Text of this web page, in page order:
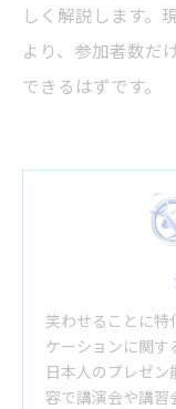
しく解説します。
より、参加者数だ
できるはずです。
笑わせることに
ケーションに関す
日本人のプレゼ
容で講演会や講習